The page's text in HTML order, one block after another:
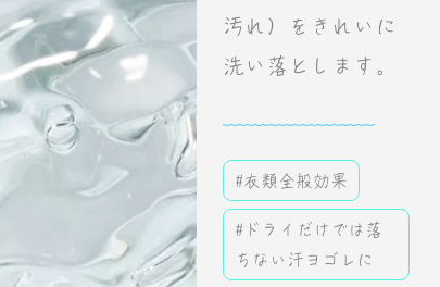
汚れ）をきれいに
洗い落とします。
#衣類全般効果
#ドライだけでは落
ちない汗ヨゴレに